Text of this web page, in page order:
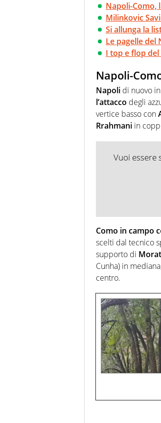
Napoli-Como,
Milinkovic
Si allunga la
Le pagelle del
I top e flop del
Napoli-
Napoli di nuovo
l’attacco degli
vertice basso con
Rrahmani in
Vuoi essere
Como in campo
scelti dal tecnico
supporto di
Cunha) in
centro.